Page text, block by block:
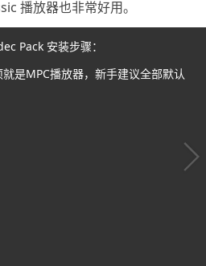
播放器也非常好用。
Pack 安装步骤：
是MPC播放器，新手建议全部默认